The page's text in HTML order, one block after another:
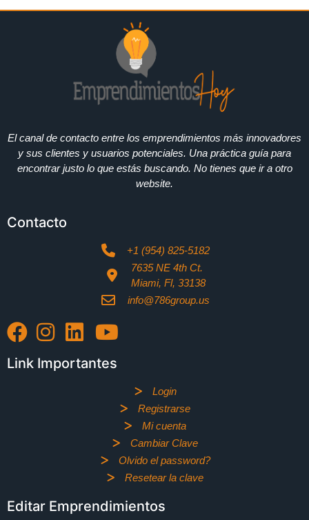
El canal de contacto entre los emprendimientos más innovadores
y sus clientes y usuarios potenciales. Una práctica guía para
encontrar justo lo que estás buscando. No tienes que ir a otro
website.
Contacto
+1 (954) 825-5182
7635 NE 4th Ct.
Miami, Fl, 33138
info@786group.us
Link Importantes
Login
Registrarse
Mi cuenta
Cambiar Clave
Olvido el password?
Resetear la clave
Editar Emprendimientos